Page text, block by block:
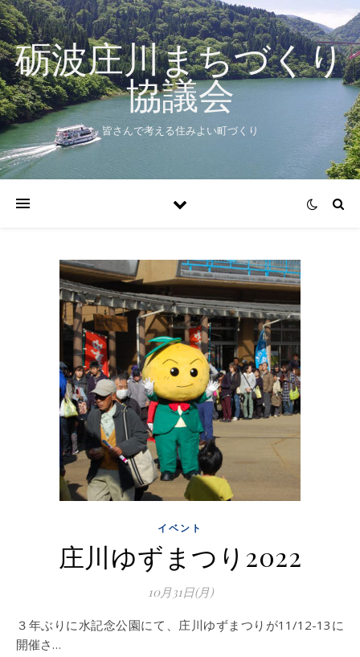
砺波庄川まちづくり
協議会
皆さんで考える住みよい町づくり
イベント
庄川ゆずまつり2022
10月31日(月)
３年ぶりに水記念公園にて、庄川ゆずまつりが11/12-13に
開催さ…